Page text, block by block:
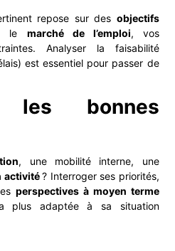
repose sur des objectifs
le marché de l’emploi, vos
Analyser la faisabilité
est essentiel pour passer de
bonnes
, une mobilité interne, une
activité? Interroger ses priorités,
perspectives à moyen terme
plus adaptée à sa situation